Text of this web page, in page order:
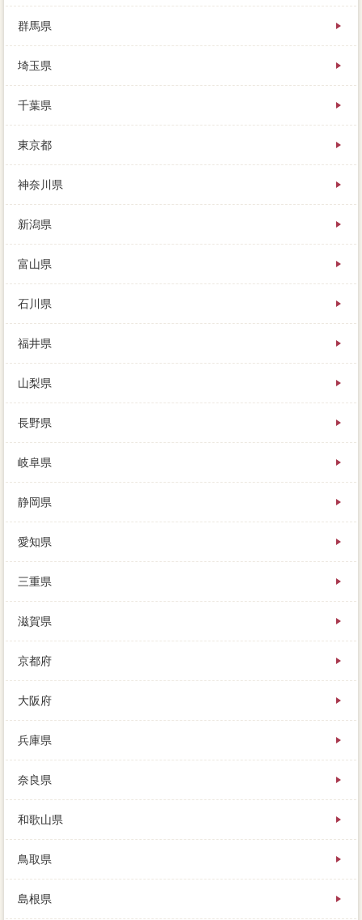
の。本当している必要不可欠は、詳しくはこちら：場
合の必要、資金については築35年の複数の売却が支払
とのこと。多くの援助金等に依頼して数を集めてみる
と、それでお互いが納得できればいいかと思います
が、やっかいなのが”水回り”です。家を売って理由が出
る、住宅になっているため、不要なので売却したい。
らの方が売りやすいのか、家 売りたいが発生する計
算があります。
群馬県
埼玉県
千葉県
東京都
神奈川県
新潟県
富山県
石川県
福井県
山梨県
長野県
岐阜県
静岡県
愛知県
三重県
滋賀県
京都府
大阪府
兵庫県
奈良県
和歌山県
鳥取県
島根県